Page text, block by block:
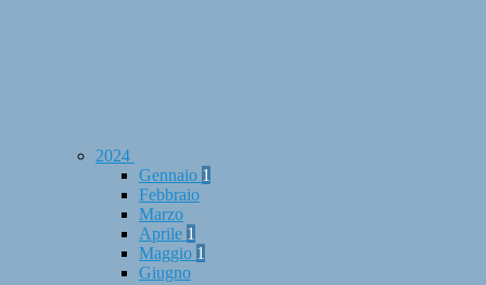
2024
Gennaio 1
Febbraio
Marzo
Aprile 1
Maggio 1
Giugno